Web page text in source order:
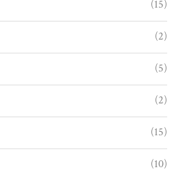
(15)
(2)
(5)
(2)
(15)
(10)